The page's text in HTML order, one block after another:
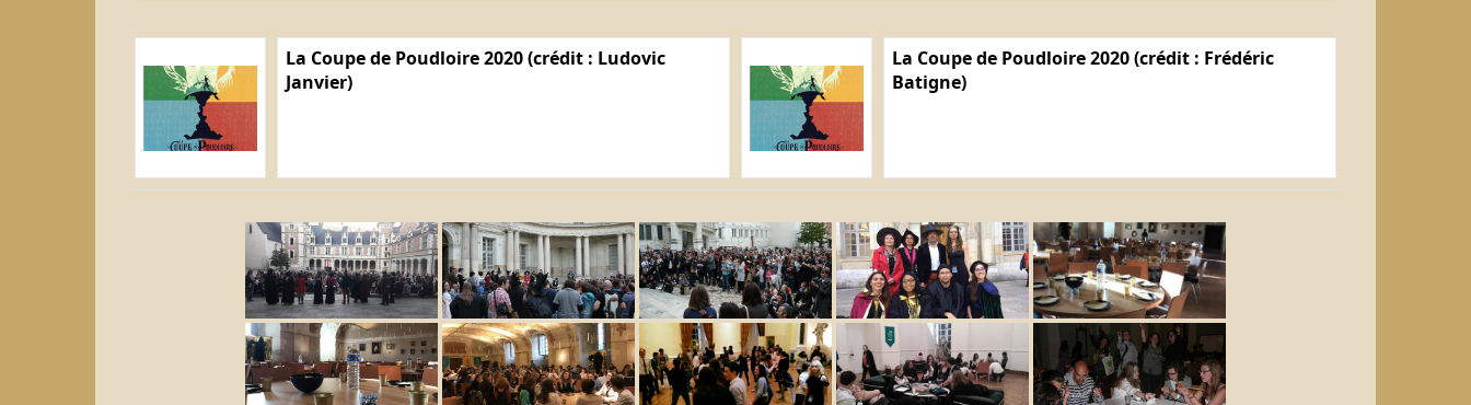
La Coupe de Poudloire 2020 (crédit : Ludovic
Janvier)
La Coupe de Poudloire 2020 (crédit : Frédéric
Batigne)